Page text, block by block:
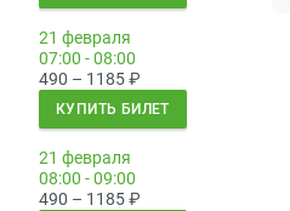
21 февраля
07:00 - 08:00
490 – 1185₽
КУПИТЬ БИЛЕТ
21 февраля
08:00 - 09:00
490 – 1185₽